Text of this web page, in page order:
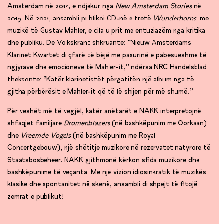
Amsterdam në 2017, e ndjekur nga New Amsterdam Storiesnë
2019. Në 2021, ansambli publikoi CD-në e tretë Wunderhorns, me
muzikë të Gustav Mahler, e cila u prit me entuziazëm nga kritika
dhe publiku. De Volkskrant shkruante: “Nieuw Amsterdams
Klarinet Kwartet di çfarë të bëjë me pasurinë e pabesueshme të
ngjyrave dhe emocioneve të Mahler-it,” ndërsa NRC Handelsblad
theksonte: “Katër klarinetistët përgatitën një album nga të
gjitha përbërësit e Mahler-it që të lë shijen për më shumë.”
Për veshët më të vegjël, katër anëtarët e NAKK interpretojnë
shfaqjet familjare Dromenblazers(në bashkëpunim me Oorkaan)
dhe Vreemde Vogels(në bashkëpunim me Royal
Concertgebouw), një shëtitje muzikore në rezervatet natyrore të
Staatsbosbeheer. NAKK gjithmonë kërkon sfida muzikore dhe
bashkëpunime të veçanta. Me një vizion idiosinkratik të muzikës
klasike dhe spontanitet në skenë, ansambli di shpejt të fitojë
zemrat e publikut!